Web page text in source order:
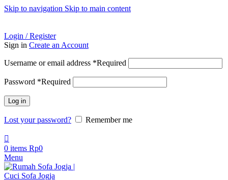
Skip to navigation Skip to main content
Login / Register
Sign in Create an Account
Username or email address *Required
Password *Required
Log in
Lost your password? Remember me
0 items Rp0
Menu